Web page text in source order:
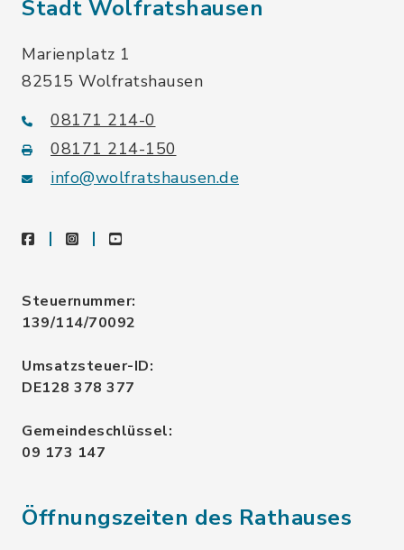
Stadt Wolfratshausen
Marienplatz 1
82515 Wolfratshausen
08171 214-0
08171 214-150
info@wolfratshausen.de
facebookinstagramyoutube
Steuernummer:
139/114/70092
Umsatzsteuer-ID:
DE128 378 377
Gemeindeschlüssel:
09 173 147
Öffnungszeiten des Rathauses